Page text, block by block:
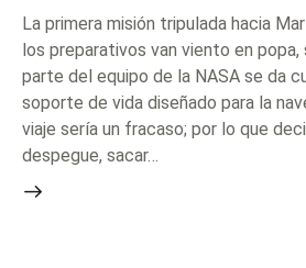
La primera misión tripulada hacia
los preparativos van viento en popa,
parte del equipo de la NASA se da
soporte de vida diseñado para la
viaje sería un fracaso; por lo que
despegue, sacar…